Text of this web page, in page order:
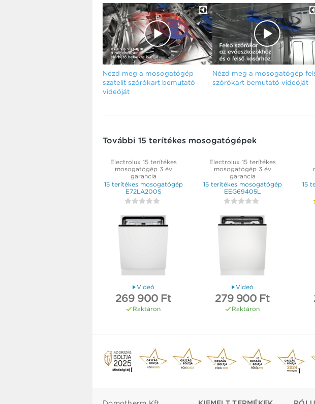
Nézd meg a mosogatógép
szatelit szórókart bemutató
videóját
Nézd meg a mosogatógép
szórókart bemutató videóját
További 15 terítékes mosogatógépek
Electrolux 15 terítékes
mosogatógép 3 év
garancia
15 terítékes mosogatógép
E72LA200S
Videó
269 900 Ft
Raktáron
Electrolux 15 terítékes
mosogatógép 3 év
garancia
15 terítékes mosogatógép
EEG69405L
Videó
279 900 Ft
Raktáron
15